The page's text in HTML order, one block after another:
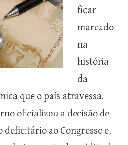
ficar
marcado
na
história
da
que o país atravessa.
oficializou a decisão de
ao Congresso e,